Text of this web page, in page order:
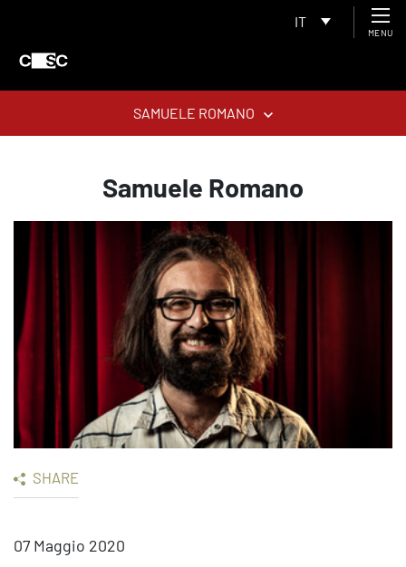
IT
MENU
SAMUELE ROMANO
Samuele Romano
SHARE
07 Maggio 2020